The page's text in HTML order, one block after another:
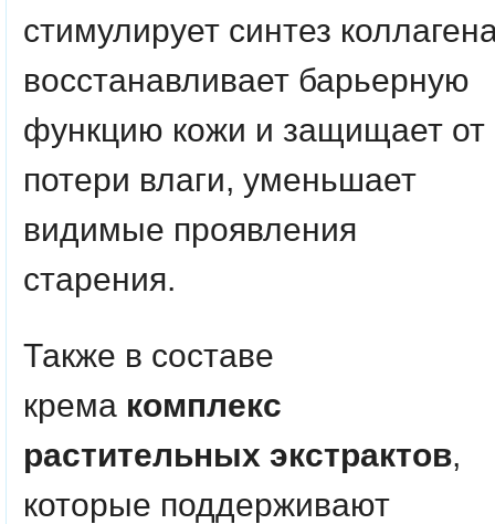
стимулирует синтез
восстанавливает барьерную
функцию кожи и защищает от
потери влаги, уменьшает
видимые проявления
старения.
Также в составе
крема комплекс
растительных экстрактов,
которые поддерживают